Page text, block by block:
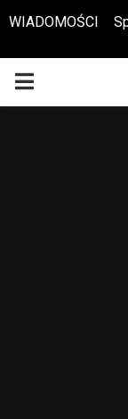
Otwórz pasek narzędzi
WIADOMOŚCI
PRIMARY